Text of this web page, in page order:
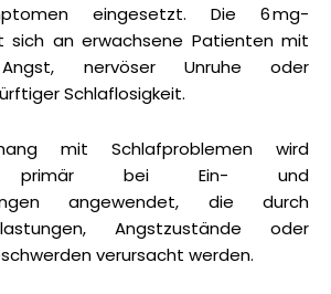
eingesetzt. Die 6 mg-
sich an erwachsene Patienten mit
nervöser Unruhe oder
Schlaflosigkeit.
mit Schlafproblemen wird
primär bei Ein- und
angewendet, die durch
Angstzustände oder
verursacht werden.